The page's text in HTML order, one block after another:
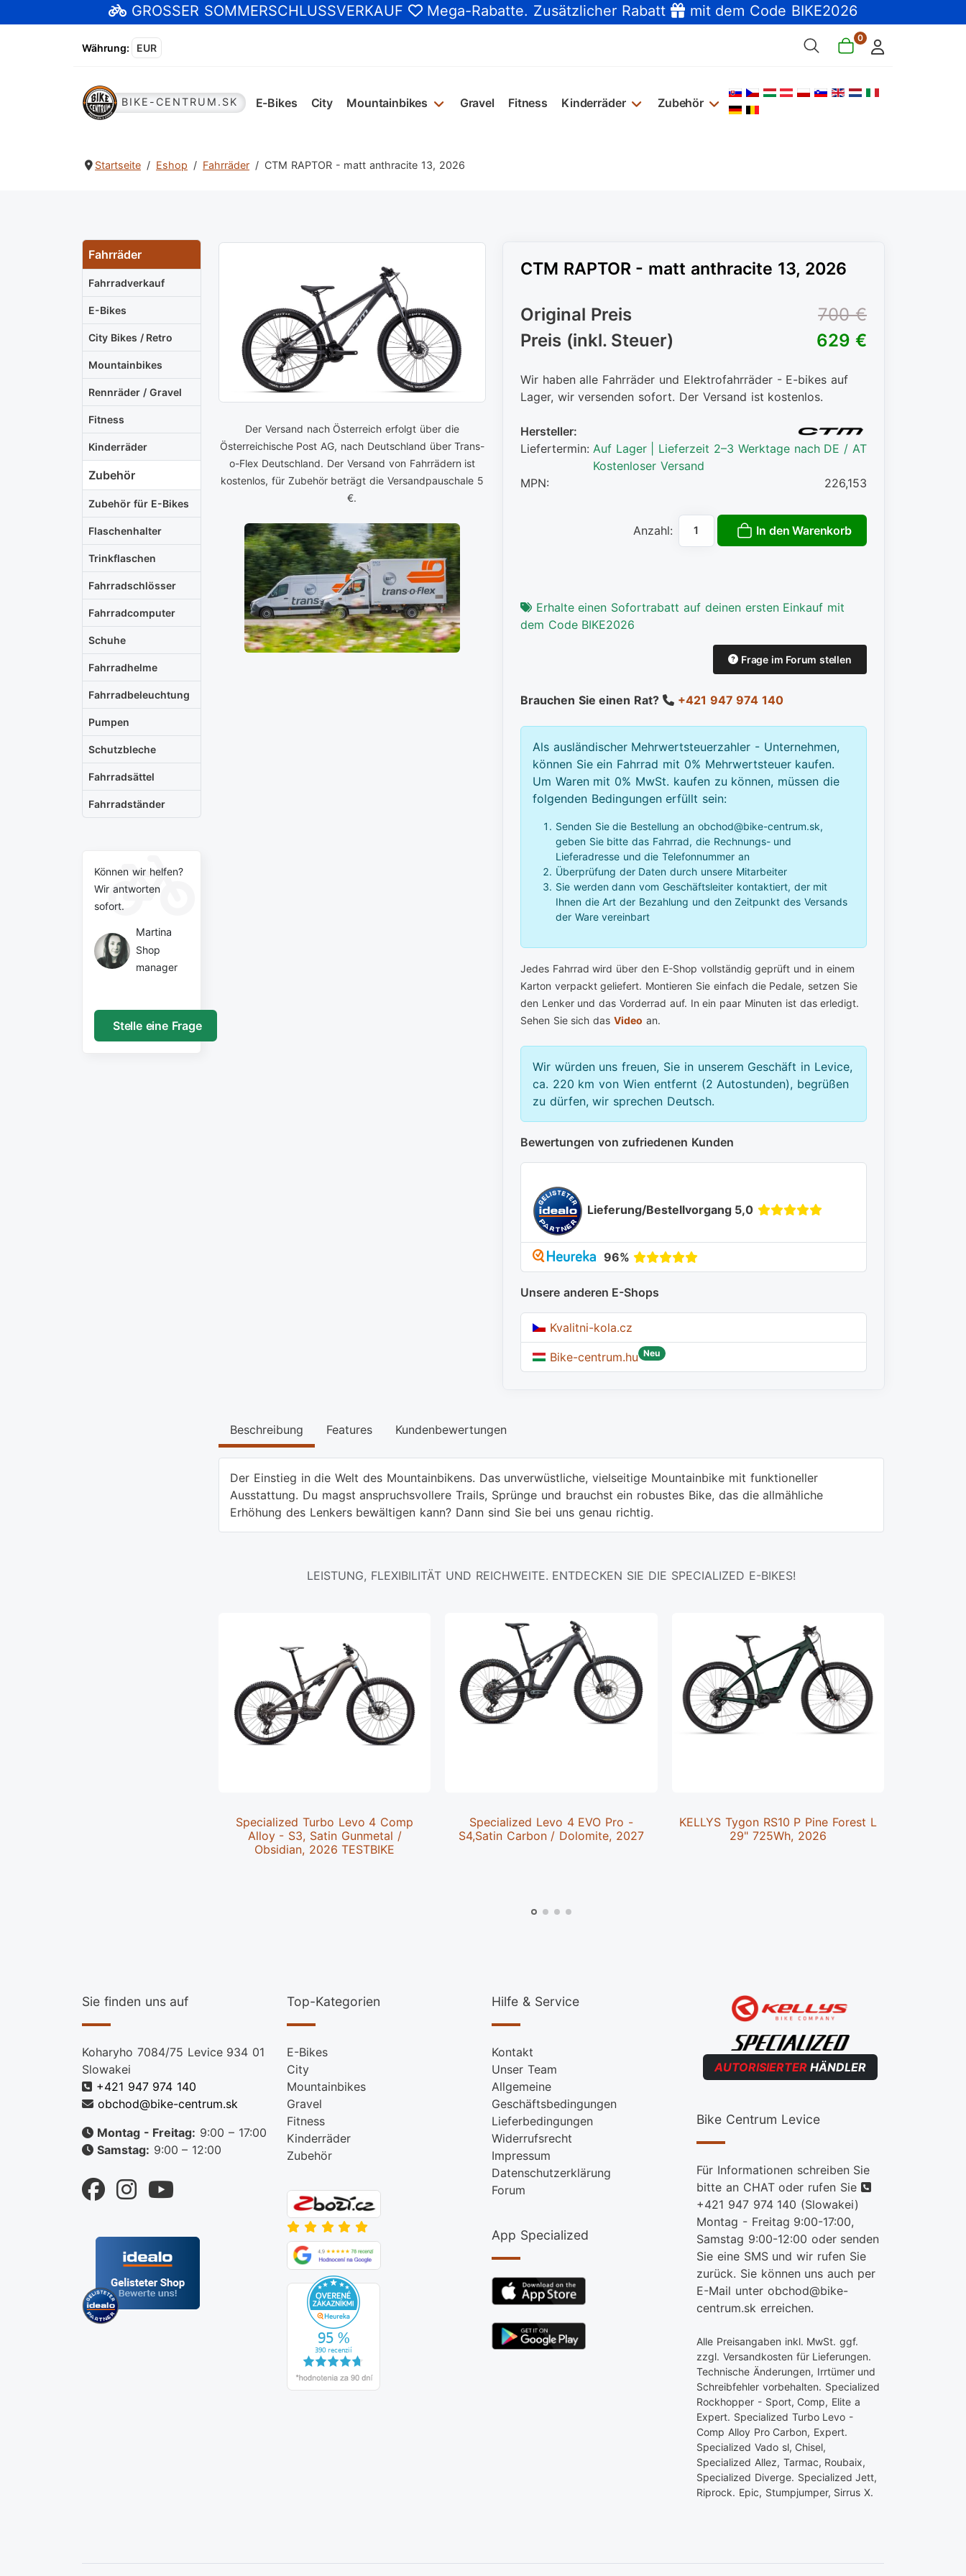
GROSSER SOMMERSCHLUSSVERKAUF Mega-Rabatte. Zusätzlicher Rabatt mit dem Code BIKE2026
Währung: EUR
0
BIKE-CENTRUM.SK E-Bikes City Mountainbikes Gravel Fitness Kinderräder Zubehör
Sprache auswählen
Startseite Eshop Fahrräder CTM RAPTOR - matt anthracite 13, 2026
Fahrräder
Fahrradverkauf
E-Bikes
City Bikes / Retro
Mountainbikes
Rennräder / Gravel
Fitness
Kinderräder
Zubehör
Zubehör für E-Bikes
Flaschenhalter
Trinkflaschen
Fahrradschlösser
Fahrradcomputer
Schuhe
Fahrradhelme
Fahrradbeleuchtung
Pumpen
Schutzbleche
Fahrradsättel
Fahrradständer
Können wir helfen?
Wir antworten
sofort.
Martina
Shop
manager
Stelle eine Frage
Der Versand nach Österreich erfolgt über die
Österreichische Post AG, nach Deutschland über Trans-
o-Flex Deutschland. Der Versand von Fahrrädern ist
kostenlos, für Zubehör beträgt die Versandpauschale 5
€.
CTM RAPTOR - matt anthracite 13, 2026
Original Preis
700 €
Preis (inkl. Steuer)
629 €
Wir haben alle Fahrräder und Elektrofahrräder - E-bikes auf
Lager, wir versenden sofort. Der Versand ist kostenlos.
Hersteller:
Liefertermin: Auf Lager | Lieferzeit 2–3 Werktage nach DE / AT
Kostenloser Versand
MPN:
226,153
Anzahl: In den Warenkorb
Erhalte einen Sofortrabatt auf deinen ersten Einkauf mit
dem Code BIKE2026
Frage im Forum stellen
Brauchen Sie einen Rat? +421 947 974 140
Als ausländischer Mehrwertsteuerzahler - Unternehmen,
können Sie ein Fahrrad mit 0% Mehrwertsteuer kaufen.
Um Waren mit 0% MwSt. kaufen zu können, müssen die
folgenden Bedingungen erfüllt sein:
Senden Sie die Bestellung an obchod@bike-centrum.sk,
geben Sie bitte das Fahrrad, die Rechnungs- und
Lieferadresse und die Telefonnummer an
Überprüfung der Daten durch unsere Mitarbeiter
Sie werden dann vom Geschäftsleiter kontaktiert, der mit
Ihnen die Art der Bezahlung und den Zeitpunkt des Versands
der Ware vereinbart
Jedes Fahrrad wird über den E-Shop vollständig geprüft und in einem
Karton verpackt geliefert. Montieren Sie einfach die Pedale, setzen Sie
den Lenker und das Vorderrad auf. In ein paar Minuten ist das erledigt.
Sehen Sie sich dasVideo an.
Wir würden uns freuen, Sie in unserem Geschäft in Levice,
ca. 220 km von Wien entfernt (2 Autostunden), begrüßen
zu dürfen, wir sprechen Deutsch.
Bewertungen von zufriedenen Kunden
Lieferung/Bestellvorgang 5,0
96%
Unsere anderen E-Shops
Kvalitni-kola.cz
Bike-centrum.hu Neu
Beschreibung Features Kundenbewertungen
Der Einstieg in die Welt des Mountainbikens. Das unverwüstliche, vielseitige Mountainbike mit funktioneller
Ausstattung. Du magst anspruchsvollere Trails, Sprünge und brauchst ein robustes Bike, das die allmähliche
Erhöhung des Lenkers bewältigen kann? Dann sind Sie bei uns genau richtig.
LEISTUNG, FLEXIBILITÄT UND REICHWEITE. ENTDECKEN SIE DIE SPECIALIZED E-BIKES!
Specialized Turbo Levo 4 Comp
Alloy - S3, Satin Gunmetal /
Obsidian, 2026 TESTBIKE
Specialized Levo 4 EVO Pro -
S4,Satin Carbon / Dolomite, 2027
KELLYS Tygon RS10 P Pine Forest L
29" 725Wh, 2026
Sie finden uns auf
Koharyho 7084/75 Levice 934 01
Slowakei
+421 947 974 140
obchod@bike-centrum.sk
Montag - Freitag: 9:00 – 17:00
Samstag: 9:00 – 12:00
Top-Kategorien
E-Bikes
City
Mountainbikes
Gravel
Fitness
Kinderräder
Zubehör
Hilfe & Service
Kontakt
Unser Team
Allgemeine
Geschäftsbedingungen
Lieferbedingungen
Widerrufsrecht
Impressum
Datenschutzerklärung
Forum
App Specialized
AUTORISIERTERHÄNDLER
Bike Centrum Levice
Für Informationen schreiben Sie
bitte an CHAT oder rufen Sie
telefon
+421 947 974 140 (Slowakei)
Montag - Freitag 9:00-17:00,
Samstag 9:00-12:00 oder senden
Sie eine SMS und wir rufen Sie
zurück. Sie können uns auch per
E-Mail unter obchod@bike-
centrum.sk erreichen.
Alle Preisangaben inkl. MwSt. ggf.
zzgl. Versandkosten für Lieferungen.
Technische Änderungen, Irrtümer und
Schreibfehler vorbehalten. Specialized
Rockhopper - Sport, Comp, Elite a
Expert. Specialized Turbo Levo -
Comp Alloy Pro Carbon, Expert.
Specialized Vado sl, Chisel,
Specialized Allez, Tarmac, Roubaix,
Specialized Diverge. Specialized Jett,
Riprock. Epic, Stumpjumper, Sirrus X.